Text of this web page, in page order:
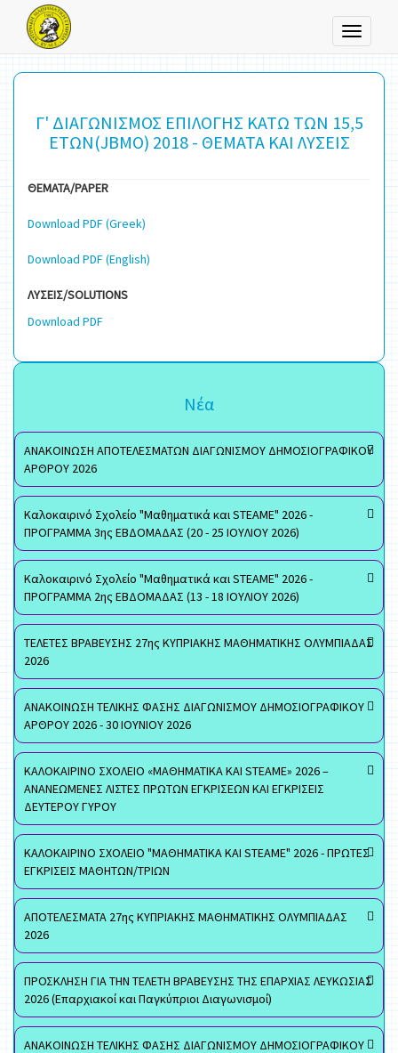
Toggle
Γ' ΔΙΑΓΩΝΙΣΜΟΣ ΕΠΙΛΟΓΗΣ ΚΑΤΩ ΤΩΝ 15,5
ΕΤΩΝ(JBMO) 2018 - ΘΕΜΑΤΑ ΚΑΙ ΛΥΣΕΙΣ
ΘΕΜΑΤΑ/PAPER
Download PDF (Greek)
Download PDF (English)
ΛΥΣΕΙΣ/SOLUTIONS
Download PDF
Νέα
ΑΝΑΚΟΙΝΩΣΗ ΑΠΟΤΕΛΕΣΜΑΤΩΝ ΔΙΑΓΩΝΙΣΜΟΥ ΔΗΜΟΣΙΟΓΡΑΦΙΚΟΥ
ΑΡΘΡΟΥ 2026
Καλοκαιρινό Σχολείο "Μαθηματικά και STEAME" 2026 -
ΠΡΟΓΡΑΜΜΑ 3ης ΕΒΔΟΜΑΔΑΣ (20 - 25 ΙΟΥΛΙΟΥ 2026)
Καλοκαιρινό Σχολείο "Μαθηματικά και STEAME" 2026 -
ΠΡΟΓΡΑΜΜΑ 2ης ΕΒΔΟΜΑΔΑΣ (13 - 18 ΙΟΥΛΙΟΥ 2026)
ΤΕΛΕΤΕΣ ΒΡΑΒΕΥΣΗΣ 27ης ΚΥΠΡΙΑΚΗΣ ΜΑΘΗΜΑΤΙΚΗΣ ΟΛΥΜΠΙΑΔΑΣ
2026
ΑΝΑΚΟΙΝΩΣΗ ΤΕΛΙΚΗΣ ΦΑΣΗΣ ΔΙΑΓΩΝΙΣΜΟΥ ΔΗΜΟΣΙΟΓΡΑΦΙΚΟΥ
ΑΡΘΡΟΥ 2026 - 30 ΙΟΥΝΙΟΥ 2026
ΚΑΛΟΚΑΙΡΙΝΟ ΣΧΟΛΕΙΟ «ΜΑΘΗΜΑΤΙΚΑ ΚΑΙ STEAME» 2026 –
ΑΝΑΝΕΩΜΕΝΕΣ ΛΙΣΤΕΣ ΠΡΩΤΩΝ ΕΓΚΡΙΣΕΩΝ ΚΑΙ ΕΓΚΡΙΣΕΙΣ
ΔΕΥΤΕΡΟΥ ΓΥΡΟΥ
ΚΑΛΟΚΑΙΡΙΝΟ ΣΧΟΛΕΙΟ "ΜΑΘΗΜΑΤΙΚΑ ΚΑΙ STEAME" 2026 - ΠΡΩΤΕΣ
ΕΓΚΡΙΣΕΙΣ ΜΑΘΗΤΩΝ/ΤΡΙΩΝ
ΑΠΟΤΕΛΕΣΜΑΤΑ 27ης ΚΥΠΡΙΑΚΗΣ ΜΑΘΗΜΑΤΙΚΗΣ ΟΛΥΜΠΙΑΔΑΣ
2026
ΠΡΟΣΚΛΗΣΗ ΓΙΑ ΤΗΝ ΤΕΛΕΤΗ ΒΡΑΒΕΥΣΗΣ ΤΗΣ ΕΠΑΡΧΙΑΣ ΛΕΥΚΩΣΙΑΣ
2026 (Επαρχιακοί και Παγκύπριοι Διαγωνισμοί)
ΑΝΑΚΟΙΝΩΣΗ ΤΕΛΙΚΗΣ ΦΑΣΗΣ ΔΙΑΓΩΝΙΣΜΟΥ ΔΗΜΟΣΙΟΓΡΑΦΙΚΟΥ